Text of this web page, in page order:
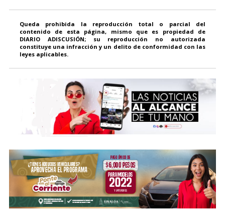
Queda prohibida la reproducción total o parcial del
contenido de esta página, mismo que es propiedad de
DIARIO ADISCUSIÓN; su reproducción no autorizada
constituye una infracción y un delito de conformidad con las
leyes aplicables.